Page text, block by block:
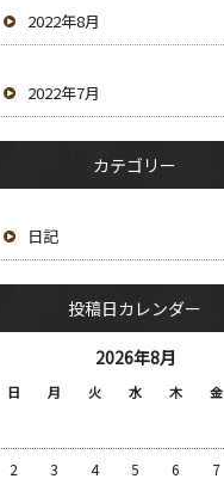
2022年8月
2022年7月
カテゴリー
日記
投稿日カレンダー
2026年8月
日 月 火 水 木 金
2 3 4 5 6 7